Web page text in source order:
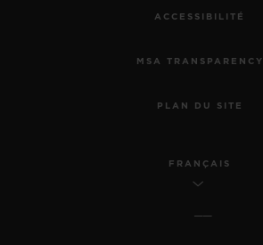
ACCESSIBILITÉ
MSA TRANSPARENCY
PLAN DU SITE
FRANÇAIS